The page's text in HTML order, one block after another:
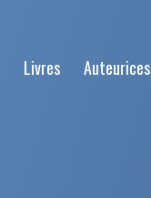
Livres Auteurices